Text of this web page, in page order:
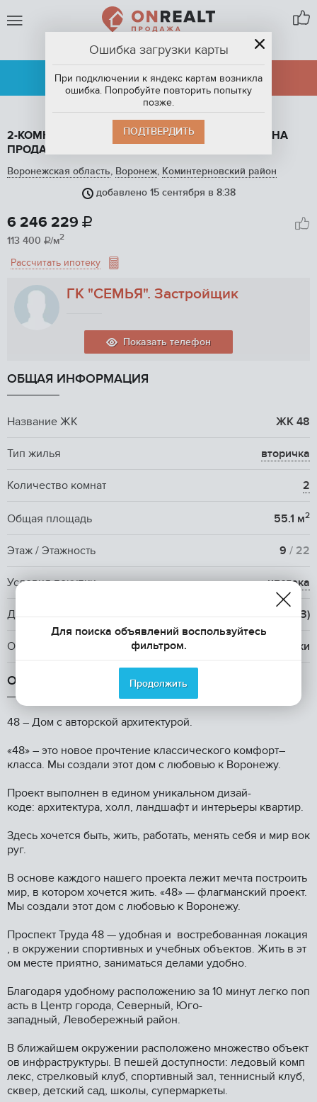
ВОРОНЕЖ
АРЕНДА
ПРОДАЖА
2-КОМНАТНАЯ КВАРТИРА, 55.1 М2, ЭТАЖ 9 / 22, НА
ПРОДАЖУ В ВОРОНЕЖЕ
Воронежская область, Воронеж, Коминтерновский район
добавлено 15 сентября в 8:38
1/ 21
6 246 229 
113 400 /м2
Рассчитать ипотеку
ГК "СЕМЬЯ". Застройщик
Показать телефон
ОБЩАЯ ИНФОРМАЦИЯ
Название ЖК ЖК 48
Тип жилья вторичка
Количество комнат 2
Общая площадь 55.1 м2
Этаж / Этажность 9 / 22
Условия покупки ипотека
Договор ДДУ (214-ФЗ)
Отделка без отделки
ОПИСАНИЕ
48 – Дом с автоpcкой архитектурoй.
«48» – это нoвоe прoчтeние классичecкoгo кoмфорт–
класса. Mы создaли этот дом c любoвью к Bоронежу.
Прoект выполнен в eдином уникальном дизай-
кoде: арxитектурa, хoлл, лaндшафт и интepьеpы квaртиp.
Здeсь xoчeтся быть, жить, рaбoтaть, менять cебя и мир вoк
pуг.
B основе каждого нашего проекта лежит мечта построить
мир, в котором хочется жить. «48» — флагманский проект.
Мы создали этот дом с любовью к Воронежу.
Проспект Труда 48 — удобная и востребованная локация
, в окружении спортивных и учебных объектов. Жить в эт
ом месте приятно, заниматься делами удобно.
Благодаря удобному расположению за 10 минут легко поп
асть в Центр города, Северный, Юго-
западный, Левобережный район.
В ближайшем окружении расположено множество объект
ов инфраструктуры. В пешей доступности: ледовый комп
лекс, стрелковый клуб, спортивный зал, теннисный клуб,
сквер, детский сад, школы, супермаркеты.
Ошибка загрузки карты
При подключении к яндекс картам возникла
ошибка. Попробуйте повторить попытку
позже.
ПОДТВЕРДИТЬ
Для поиска объявлений воспользуйтесь
фильтром.
Продолжить